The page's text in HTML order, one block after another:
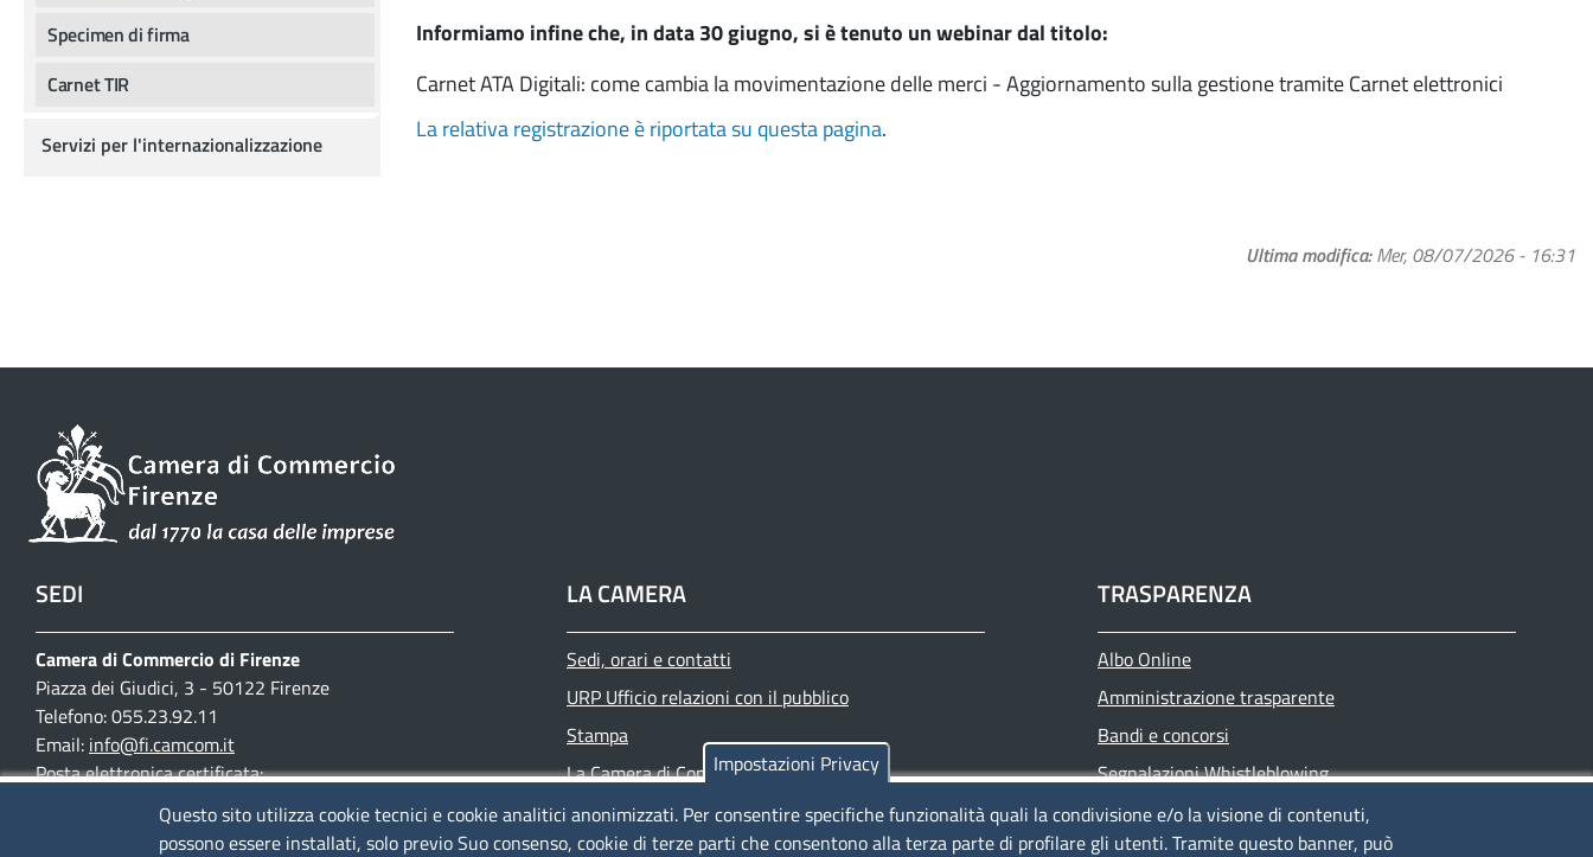
Informiamo infine che, in data 30 giugno, si è tenuto un webinar dal titolo:
Carnet ATA Digitali: come cambia la movimentazione delle merci - Aggiornamento sulla gestione tramite Carnet elettronici
La relativa registrazione è riportata su questa pagina.
Ultima modifica Mer, 08/07/2026 - 16:31
Specimen di firma
Carnet TIR
Servizi per l'internazionalizzazione
SEDI
Camera di Commercio di Firenze
Piazza dei Giudici, 3 - 50122 Firenze
Telefono: 055.23.92.11
Email: info@fi.camcom.it
Posta elettronica certificata:
cciaa.firenze@fi.legalmail.camcom.it
LA CAMERA
Sedi, orari e contatti
URP Ufficio relazioni con il pubblico
Stampa
La Camera di Commercio oggi
Azienda speciale PromoFirenze
Siti tematici
TRASPARENZA
Albo Online
Amministrazione trasparente
Bandi e concorsi
Segnalazioni Whistleblowing
Accessibilità
IBAN e pagamenti informatici
Impostazioni Privacy
Questo sito utilizza cookie tecnici e cookie analitici anonimizzati. Per consentire specifiche funzionalità quali la condivisione e/o la visione di contenuti,
possono essere installati, solo previo Suo consenso, cookie di terze parti che consentono alla terza parte di profilare gli utenti. Tramite questo banner, può